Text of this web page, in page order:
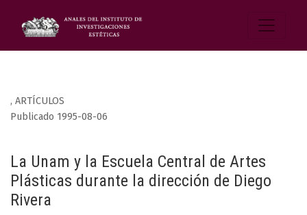
, ARTÍCULOS
La Unam y la Escuela Central de Artes
Plásticas durante la dirección de Diego
Rivera
Publicado 1995-08-06